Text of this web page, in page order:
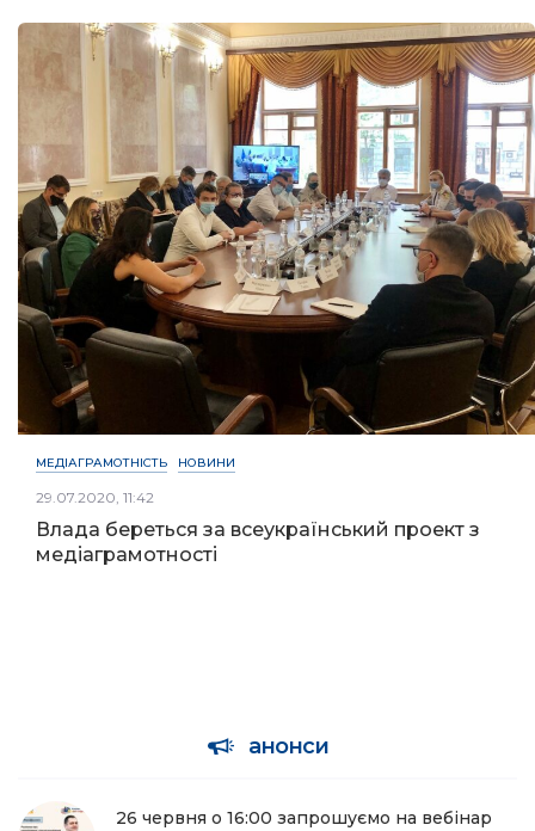
МЕДІАГРАМОТНІСТЬ НОВИНИ
29.07.2020, 11:42
Влада береться за всеукраїнський проект з
медіаграмотності
анонси
26 червня о 16:00 запрошуємо на вебінар